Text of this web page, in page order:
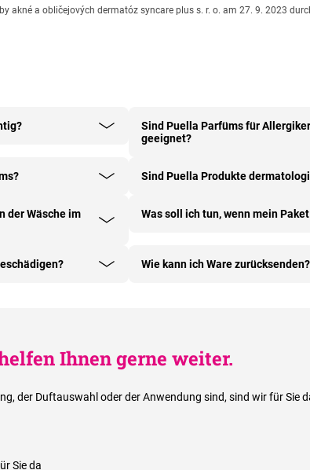
akné a obličejových dermatóz syncare plus s. r. o. am 27. 9. 2023
Sind Puella Parfüms für
geeignet?
Sind Puella Produkte
der Wäsche im
Was soll ich tun, wenn mein
Wie kann ich Ware zurücksenden?
Ihnen gerne weiter.
der Duftauswahl oder der Anwendung sind, sind wir für Sie
Sie da